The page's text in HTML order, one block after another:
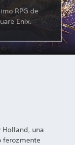
RPG de
Enix.
Holland, una
ferozmente